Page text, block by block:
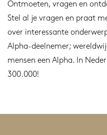
Ontmoeten, vragen en
Stel al je vragen en praat
over interessante
Alpha-deelnemer;
mensen een Alpha. In
300.000!